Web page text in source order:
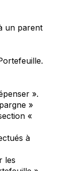
un parent
».
»
«
à
les